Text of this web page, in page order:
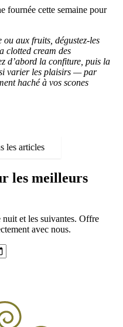
fournée cette semaine pour
aux fruits, dégustez-les
clotted cream des
d’abord la confiture, puis la
varier les plaisirs — par
haché à vos scones
les articles
les meilleurs
et les suivantes. Offre
avec nous.